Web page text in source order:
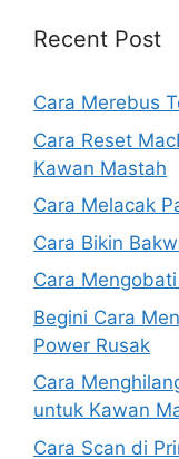
Recent Post
Cara Merebus
Cara Reset
Kawan Mastah
Cara Melacak
Cara Bikin
Cara
Begini Cara
Power Rusak
Cara
untuk Kawan
Cara Scan di